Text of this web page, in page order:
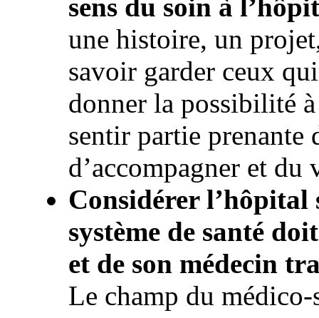
sens du soin à
une histoire, un
savoir garder ceux
donner la possibilité
sentir partie prenante
d’accompagner et du
Considérer l’hôpital
système de santé
et de son médecin
Le champ du